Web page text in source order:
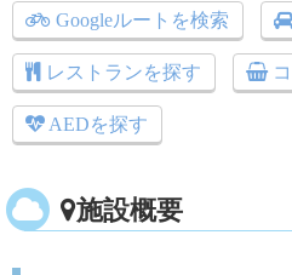
Googleルートを検索
レストランを探す
AEDを探す
施設概要